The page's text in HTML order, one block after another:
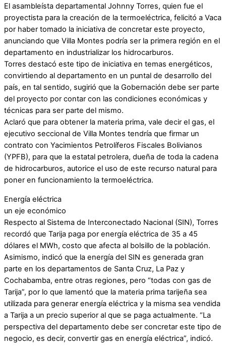
El asambleísta departamental Johnny Torres, quien fue el
proyectista para la creación de la termoeléctrica, felicitó a Vaca
por haber tomado la iniciativa de concretar este proyecto,
anunciando que Villa Montes podría ser la primera región en el
departamento en industrializar los hidrocarburos.
Torres destacó este tipo de iniciativa en temas energéticos,
convirtiendo al departamento en un puntal de desarrollo del
país, en tal sentido, sugirió que la Gobernación debe ser parte
del proyecto por contar con las condiciones económicas y
técnicas para ser parte del mismo.
Aclaró que para obtener la materia prima, vale decir el gas, el
ejecutivo seccional de Villa Montes tendría que firmar un
contrato con Yacimientos Petrolíferos Fiscales Bolivianos
(YPFB), para que la estatal petrolera, dueña de toda la cadena
de hidrocarburos, autorice el uso de este recurso natural para
poner en funcionamiento la termoeléctrica.
Energía eléctrica
un eje económico
Respecto al Sistema de Interconectado Nacional (SIN), Torres
recordó que Tarija paga por energía eléctrica de 35 a 45
dólares el MWh, costo que afecta al bolsillo de la población.
Asimismo, indicó que la energía del SIN es generada gran
parte en los departamentos de Santa Cruz, La Paz y
Cochabamba, entre otras regiones, pero “todas con gas de
Tarija”, por lo que lamentó que la materia prima tarijeña sea
utilizada para generar energía eléctrica y la misma sea vendida
a Tarija a un precio superior al que se paga actualmente. “La
perspectiva del departamento debe ser concretar este tipo de
negocio, es decir, convertir gas en energía eléctrica”, indicó.